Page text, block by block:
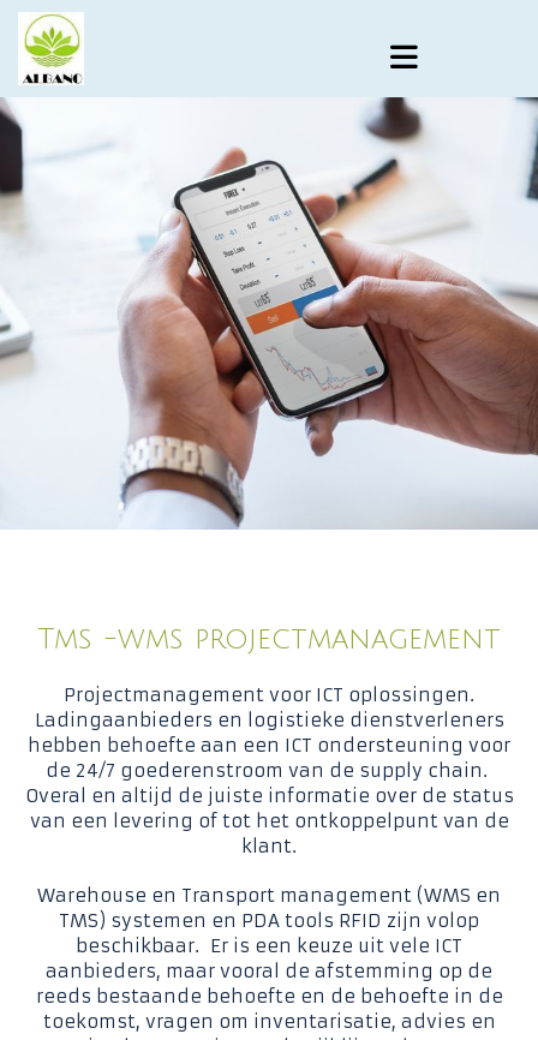
Tms -wms projectmanagement
Projectmanagement voor ICT oplossingen.
Ladingaanbieders en logistieke dienstverleners
hebben behoefte aan een ICT ondersteuning voor
de 24/7 goederenstroom van de supply chain.
Overal en altijd de juiste informatie over de status
van een levering of tot het ontkoppelpunt van de
klant.
Warehouse en Transport management (WMS en
TMS) systemen en PDA tools RFID zijn volop
beschikbaar. Er is een keuze uit vele ICT
aanbieders, maar vooral de afstemming op de
reeds bestaande behoefte en de behoefte in de
toekomst, vragen om inventarisatie, advies en